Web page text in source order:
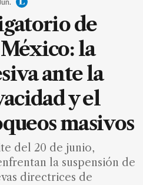
de
la
ante la
y el
masivos
del 20 de junio,
la suspensión de
directrices de